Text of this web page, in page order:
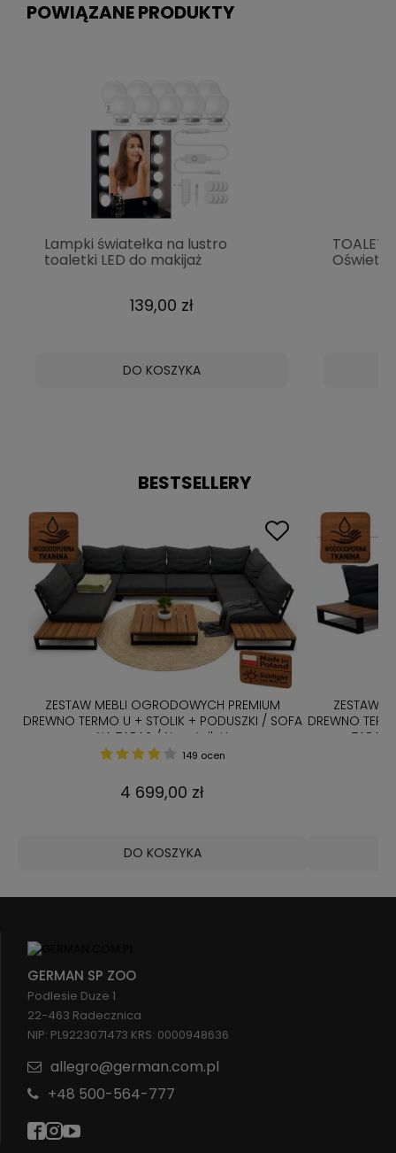
POWIĄZANE PRODUKTY
Lampki światełka na lustro
toaletki LED do makijaż
139,00 zł
DO KOSZYKA
BESTSELLERY
ZESTAW MEBLI OGRODOWYCH PREMIUM
DREWNO TERMO U + STOLIK + PODUSZKI / SOFA
NA TARAS / Narożnik U
149 ocen
4 699,00 zł
DO KOSZYKA
ZESTAW
DREWNO
TARAS
GERMAN SP ZOO
Podlesie Duze 1
22-463 Radecznica
NIP: PL9223071473 KRS: 0000948636
allegro@german.com.pl
+48 500-564-777